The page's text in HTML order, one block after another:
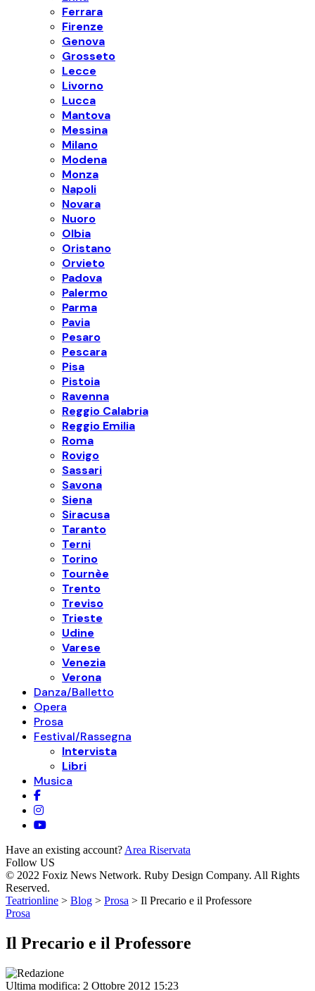
Ferrara
Firenze
Genova
Grosseto
Lecce
Livorno
Lucca
Mantova
Messina
Milano
Modena
Monza
Napoli
Novara
Nuoro
Olbia
Oristano
Orvieto
Padova
Palermo
Parma
Pavia
Pesaro
Pescara
Pisa
Pistoia
Ravenna
Reggio Calabria
Reggio Emilia
Roma
Rovigo
Sassari
Savona
Siena
Siracusa
Taranto
Terni
Torino
Tournèe
Trento
Treviso
Trieste
Udine
Varese
Venezia
Verona
Danza/Balletto
Opera
Prosa
Festival/Rassegna
Intervista
Libri
Musica
Have an existing account? Area Riservata
Follow US
© 2022 Foxiz News Network. Ruby Design Company. All Rights
Reserved.
Teatrionline > Blog > Prosa > Il Precario e il Professore
Prosa
Il Precario e il Professore
Ultima modifica: 2 Ottobre 2012 15:23